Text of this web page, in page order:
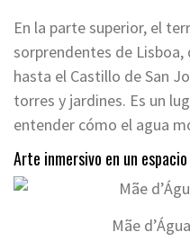
En la parte superior, el
sorprendentes de
hasta el Castillo de San
torres y jardines. Es un
entender cómo el agua
Arte inmersivo en un
Mãe